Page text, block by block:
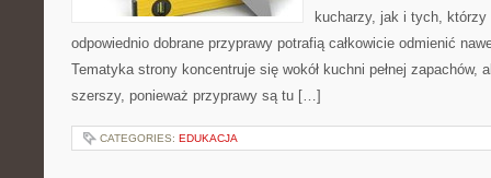
kucharzy, jak i tych, którzy
odpowiednio dobrane przyprawy potrafią całkowicie odmienić
Tematyka strony koncentruje się wokół kuchni pełnej zapachów,
szerszy, ponieważ przyprawy są tu […]
CATEGORIES: EDUKACJA